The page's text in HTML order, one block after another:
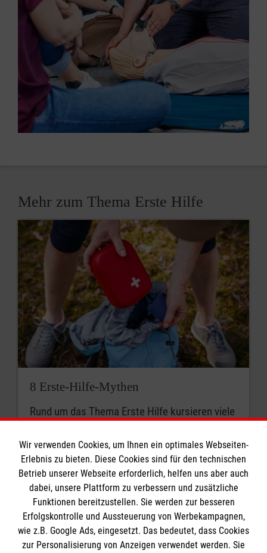
Mehr zum Thema Erste Hilfe
8 Erste-Hilfe-Mythen
Rund um das Thema Erste Hilfe kursieren viele
klären auf.
Wir verwenden Cookies, um Ihnen ein optimales Webseiten-
Erlebnis zu bieten. Diese Cookies sind für den technischen
Betrieb unserer Webseite erforderlich, helfen uns aber auch
dabei, unsere Plattform zu verbessern und zusätzliche
Funktionen bereitzustellen. Sie werden zur besseren
Erfolgskontrolle und Aussteuerung von Werbekampagnen,
wie z.B. Google Ads, eingesetzt. Das bedeutet, dass Cookies
zur Personalisierung von Anzeigen verwendet werden. Sie